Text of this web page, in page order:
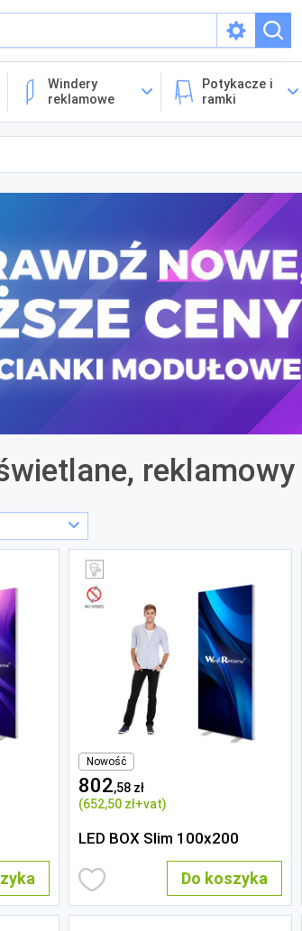
Windery
reklamowe
Potykacze i
ramki
Nowość
802,58 zł
(652,50 zł+vat)
LED BOX Slim 100x200
Do koszyka